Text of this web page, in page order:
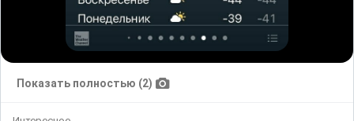
Показать полностью (2)